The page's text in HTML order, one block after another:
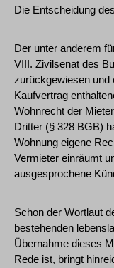
Die Entscheidung
Der unter anderem
VIII. Zivilsenat des
zurückgewiesen und
Kaufvertrag
Wohnrecht der
Dritter (§ 328 BGB)
Wohnung eigene
Vermieter einräumt
ausgesprochene
Schon der Wortlaut
bestehenden
Übernahme dieses
Rede ist, bringt